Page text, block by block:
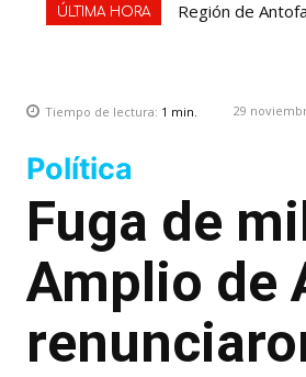
ÚLTIMA HORA Región de
Tiempo de lectura: 1 min. 29
Política
Fuga de
Amplio de